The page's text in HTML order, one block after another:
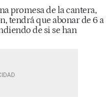
promesa de la cantera,
tendrá que abonar de 6 a
de si se han